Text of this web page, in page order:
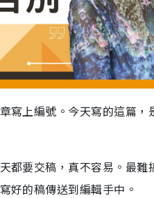
寫上編號。今天寫的這篇
都要交稿，真不容易。最
好的稿傳送到編輯手中。